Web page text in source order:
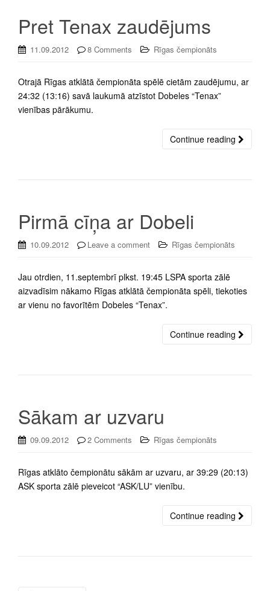
Pret Tenax zaudējums
11.09.2012 8 Comments Rīgas čempionāts
Otrajā Rīgas atklātā čempionāta spēlē cietām zaudējumu, ar
24:32 (13:16) savā laukumā atzīstot Dobeles “Tenax”
vienības pārākumu.
Continue reading
Pirmā cīņa ar Dobeli
10.09.2012 Leave a comment Rīgas čempionāts
Jau otrdien, 11.septembrī plkst. 19:45 LSPA sporta zālē
aizvadīsim nākamo Rīgas atklātā čempionāta spēli, tiekoties
ar vienu no favorītēm Dobeles “Tenax”.
Continue reading
Sākam ar uzvaru
09.09.2012 2 Comments Rīgas čempionāts
Rīgas atklāto čempionātu sākām ar uzvaru, ar 39:29 (20:13)
ASK sporta zālē pieveicot “ASK/LU” vienību.
Continue reading